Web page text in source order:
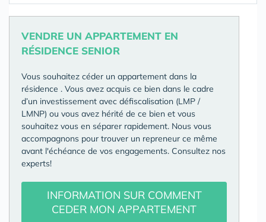
VENDRE UN APPARTEMENT EN
RÉSIDENCE SENIOR
Vous souhaitez céder un appartement dans la
résidence . Vous avez acquis ce bien dans le cadre
d’un investissement avec défiscalisation (LMP /
LMNP) ou vous avez hérité de ce bien et vous
souhaitez vous en séparer rapidement. Nous vous
accompagnons pour trouver un repreneur ce même
avant l'échéance de vos engagements. Consultez nos
experts!
INFORMATION SUR COMMENT
CEDER MON APPARTEMENT